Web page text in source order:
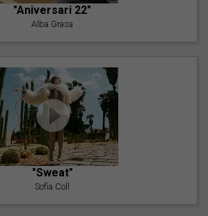
"Aniversari 22"
Alba Grasa
"Sweat"
Sofia Coll